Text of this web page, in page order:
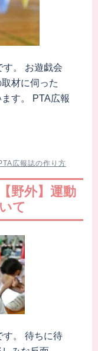
す。 お遊戯会
材に伺った
す。 PTA広報
広報誌の作り方
野外】運動
て
す。 待ちに待